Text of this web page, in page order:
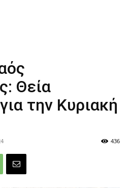
Θεία
την Κυριακή
436